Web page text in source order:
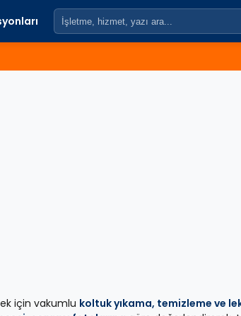
için vakumlu koltuk yıkama, temizleme ve